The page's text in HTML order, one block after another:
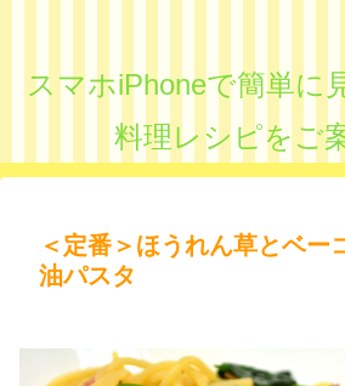
スマホiPhoneで簡単に
料理レシピをご
＜定番＞ほうれん草とベー
油パスタ